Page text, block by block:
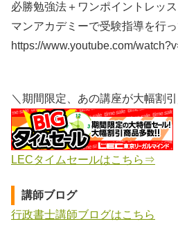
必勝勉強法＋ワンポイントレッ
マンアカデミーで受験指導を行
https://www.youtube.com/
＼期間限定、あの講座が大幅割
LECタイムセールはこちら⇒
講師ブログ
行政書士講師ブログはこちら